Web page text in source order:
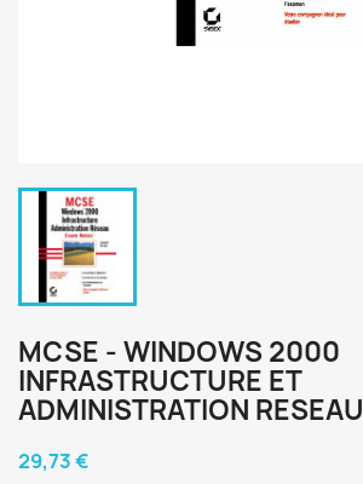
MCSE - WINDOWS 2000
INFRASTRUCTURE ET
ADMINISTRATION RESEAU
29,73 €